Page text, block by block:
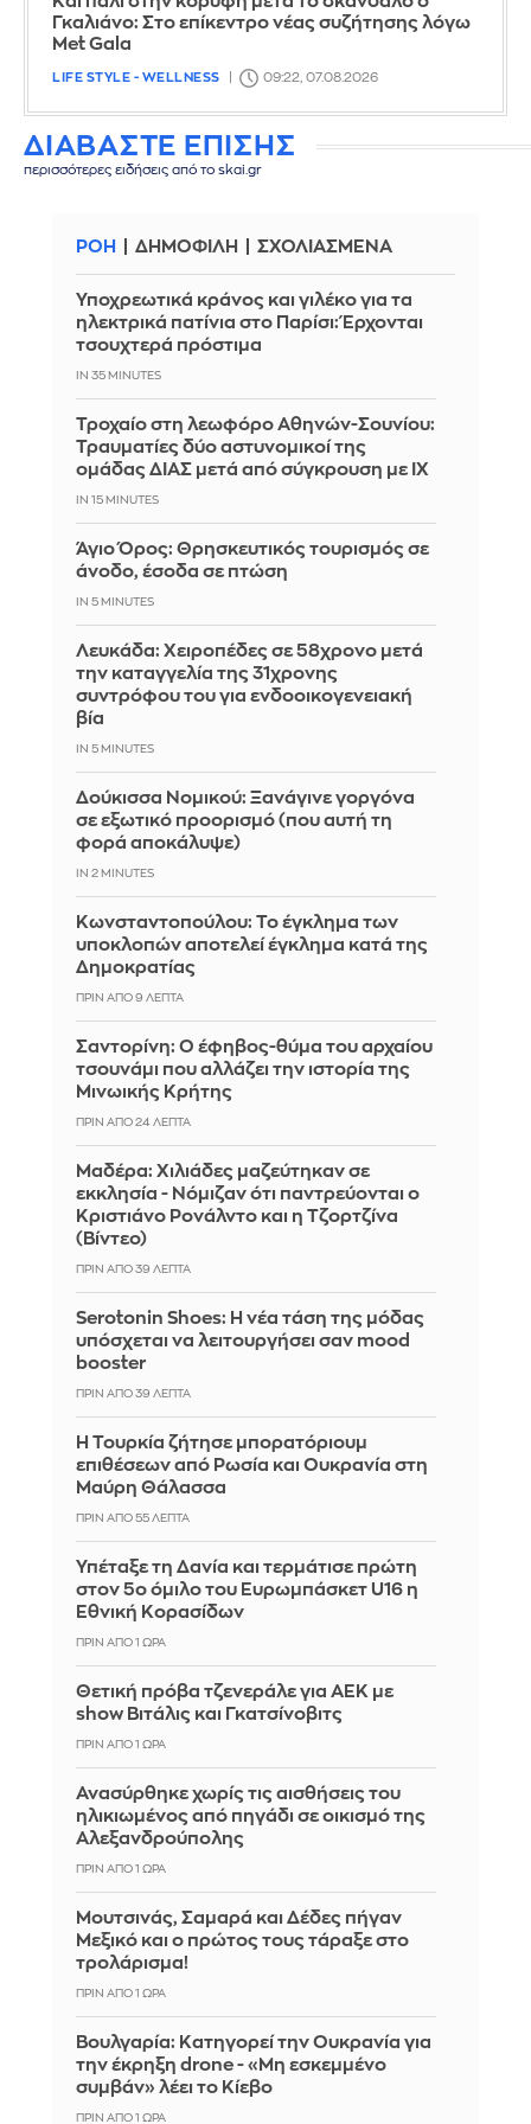
Γκαλιάνο: Στο επίκεντρο νέας συζήτησης λόγω
Met Gala
LIFE STYLE - WELLNESS 09:22, 07.08.2026
ΔΙΑΒΑΣΤΕ ΕΠΙΣΗΣ
περισσότερες ειδήσεις από το skai.gr
ΡΟΗ ΔΗΜΟΦΙΛΗ ΣΧΟΛΙΑΣΜΕΝΑ
Υποχρεωτικά κράνος και γιλέκο για τα
ηλεκτρικά πατίνια στο Παρίσι: Έρχονται
τσουχτερά πρόστιμα
IN 35 MINUTES
Τροχαίο στη λεωφόρο Αθηνών-Σουνίου:
Τραυματίες δύο αστυνομικοί της
ομάδας ΔΙΑΣ μετά από σύγκρουση με ΙΧ
IN 15 MINUTES
Άγιο Όρος: Θρησκευτικός τουρισμός σε
άνοδο, έσοδα σε πτώση
IN 5 MINUTES
Λευκάδα: Χειροπέδες σε 58χρονο μετά
την καταγγελία της 31χρονης
συντρόφου του για ενδοοικογενειακή
βία
IN 5 MINUTES
Δούκισσα Νομικού: Ξανάγινε γοργόνα
σε εξωτικό προορισμό (που αυτή τη
φορά αποκάλυψε)
IN 2 MINUTES
Κωνσταντοπούλου: Το έγκλημα των
υποκλοπών αποτελεί έγκλημα κατά της
Δημοκρατίας
ΠΡΙΝ ΑΠΌ 9 ΛΕΠΤΆ
Σαντορίνη: Ο έφηβος-θύμα του αρχαίου
τσουνάμι που αλλάζει την ιστορία της
Μινωικής Κρήτης
ΠΡΙΝ ΑΠΌ 24 ΛΕΠΤΆ
Μαδέρα: Χιλιάδες μαζεύτηκαν σε
εκκλησία - Νόμιζαν ότι παντρεύονται ο
Κριστιάνο Ρονάλντο και η Τζορτζίνα
(Βίντεο)
ΠΡΙΝ ΑΠΌ 39 ΛΕΠΤΆ
Serotonin Shoes: Η νέα τάση της μόδας
υπόσχεται να λειτουργήσει σαν mood
booster
ΠΡΙΝ ΑΠΌ 39 ΛΕΠΤΆ
Η Τουρκία ζήτησε μπορατόριουμ
επιθέσεων από Ρωσία και Ουκρανία στη
Μαύρη Θάλασσα
ΠΡΙΝ ΑΠΌ 55 ΛΕΠΤΆ
Υπέταξε τη Δανία και τερμάτισε πρώτη
στον 5ο όμιλο του Ευρωμπάσκετ U16 η
Εθνική Κορασίδων
ΠΡΙΝ ΑΠΌ 1 ΏΡΑ
Θετική πρόβα τζενεράλε για ΑΕΚ με
show Βιτάλις και Γκατσίνοβιτς
ΠΡΙΝ ΑΠΌ 1 ΏΡΑ
Ανασύρθηκε χωρίς τις αισθήσεις του
ηλικιωμένος από πηγάδι σε οικισμό της
Αλεξανδρούπολης
ΠΡΙΝ ΑΠΌ 1 ΏΡΑ
Μουτσινάς, Σαμαρά και Δέδες πήγαν
Μεξικό και ο πρώτος τους τάραξε στο
τρολάρισμα!
ΠΡΙΝ ΑΠΌ 1 ΏΡΑ
Βουλγαρία: Κατηγορεί την Ουκρανία για
την έκρηξη drone - «Μη εσκεμμένο
συμβάν» λέει το Κίεβο
ΠΡΙΝ ΑΠΌ 1 ΏΡΑ